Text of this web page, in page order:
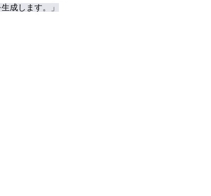
成します。」